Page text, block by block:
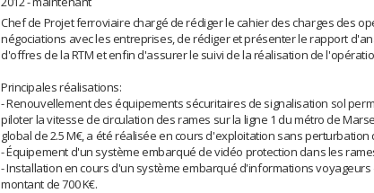
Chef de Projet ferroviaire chargé de rédiger le cahier des charges des
négociations avec les entreprises, de rédiger et présenter le rapport
d'offres de la RTM et enfin d'assurer le suivi de la réalisation de
Principales réalisations:
- Renouvellement des équipements sécuritaires de signalisation sol
piloter la vitesse de circulation des rames sur la ligne 1 du métro de
global de 2.5 M€, a été réalisée en cours d'exploitation sans perturbation
- Équipement d'un système embarqué de vidéo protection dans les
- Installation en cours d'un système embarqué d'informations
montant de 700 K€.